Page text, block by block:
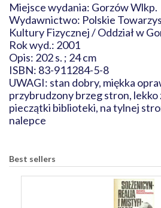
Miejsce wydania: Gorzów
Wydawnictwo: Polskie
Kultury Fizycznej / Oddział w
Rok wyd.: 2001
Opis: 202 s. ; 24 cm
ISBN: 83-911284-5-8
UWAGI: stan dobry, miękka
przybrudzony brzeg stron, lekko
pieczątki biblioteki, na tylnej
nalepce
Best sellers